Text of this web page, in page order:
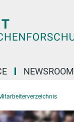
NEWSROOM